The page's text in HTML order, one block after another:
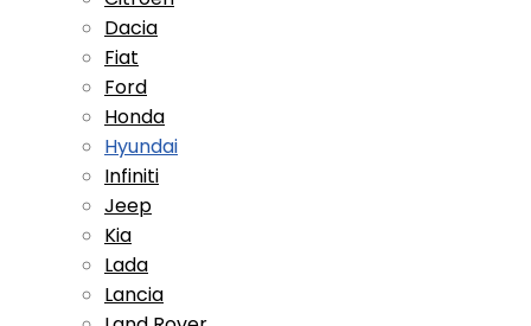
Dacia
Fiat
Ford
Honda
Hyundai
Infiniti
Jeep
Kia
Lada
Lancia